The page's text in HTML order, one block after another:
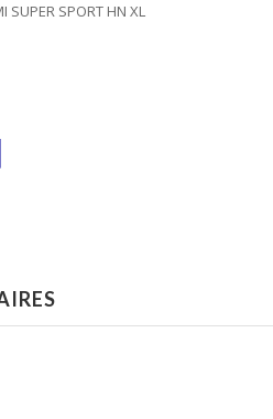
SUPER SPORT HN XL